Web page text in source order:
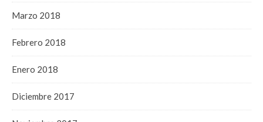
Marzo 2018
Febrero 2018
Enero 2018
Diciembre 2017